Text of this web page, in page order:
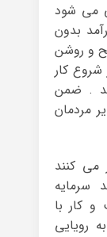
می شود
بدون
و روشن
شروع کار
. ضمن
مردمان
می کنند
سرمایه
کار با
رویایی